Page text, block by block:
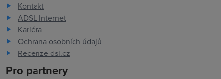
Kontakt
ADSL Internet
Kariéra
Ochrana osobních údajů
Recenze dsl.cz
Pro partnery